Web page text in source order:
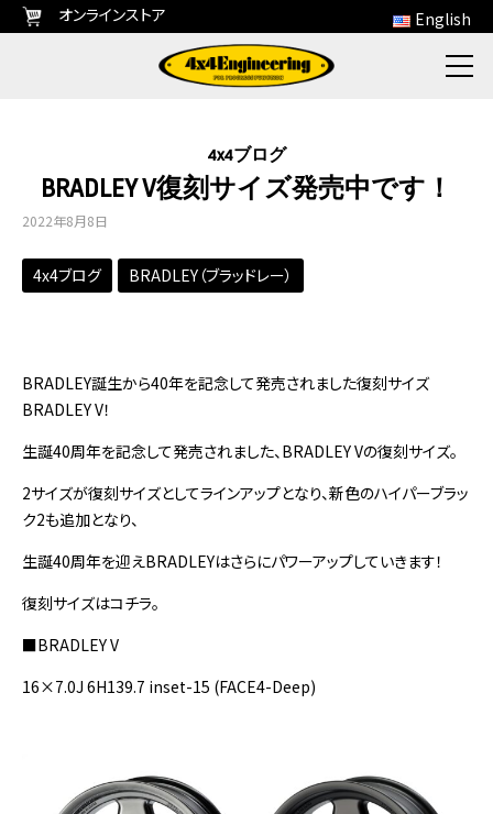
オンラインストア English
4x4ブログ
BRADLEY V復刻サイズ発売中です！
2022年8月8日
4x4ブログ BRADLEY（ブラッドレー）
BRADLEY誕生から40年を記念して発売されました復刻サイズ
BRADLEY V！
生誕40周年を記念して発売されました、BRADLEY Vの復刻サイズ。
2サイズが復刻サイズとしてラインアップとなり、新色のハイパーブラッ
ク2も追加となり、
生誕40周年を迎えBRADLEYはさらにパワーアップしていきます！
復刻サイズはコチラ。
■BRADLEY V
16×7.0J 6H139.7 inset-15 (FACE4-Deep)